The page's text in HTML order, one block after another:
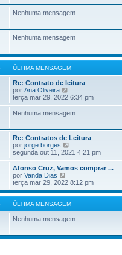
s
g
e
Nenhuma mensagem
Nenhuma mensagem
ÚLTIMA MENSAGEM
Re: Contrato de leitura
por Ana Oliveira
e
j
a
l
t
i
m
a
M
n
s
a
g
e
m
terça mar 29, 2022 6:34 pm
Nenhuma mensagem
Re: Contratos de Leitura
por jorge.borges
e
j
a
ú
t
i
m
a
n
segunda out 11, 2021 4:21 pm
Afonso Cruz, Vamos comprar ...
por Vanda Dias
e
j
a
a
ú
l
m
terça mar 29, 2022 8:12 pm
ÚLTIMA MENSAGEM
Nenhuma mensagem